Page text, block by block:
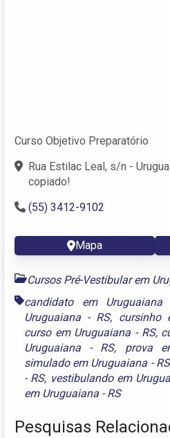
Curso Objetivo Preparatório
Rua Estilac Leal, s/n -
copiado!
(55) 3412-9102
Mapa
Cursos Pré-Vestibular em
candidato em
Uruguaiana - RS, cursinho
curso em Uruguaiana - RS,
Uruguaiana - RS, prova
simulado em Uruguaiana - RS
- RS, vestibulando em
em Uruguaiana - RS
Pesquisas